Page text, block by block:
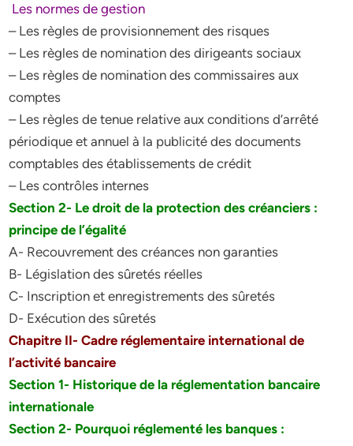
Les normes de gestion
– Les règles de provisionnement des risques
– Les règles de nomination des dirigeants sociaux
– Les règles de nomination des commissaires aux
comptes
– Les règles de tenue relative aux conditions d’arrêté
périodique et annuel à la publicité des documents
comptables des établissements de crédit
– Les contrôles internes
Section 2- Le droit de la protection des créanciers :
principe de l’égalité
A- Recouvrement des créances non garanties
B- Législation des sûretés réelles
C- Inscription et enregistrements des sûretés
D- Exécution des sûretés
Chapitre II- Cadre réglementaire international de
l’activité bancaire
Section 1- Historique de la réglementation bancaire
internationale
Section 2- Pourquoi réglementé les banques :